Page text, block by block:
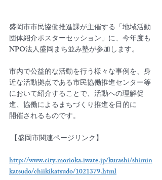
盛岡市市民協働推進課が主催する「地域活動
団体紹介ポスターセッション」に、今年度も
NPO法人盛岡まち並み塾が参加します。
市内で公益的な活動を行う様々な事例を、身
近な活動拠点である市民協働推進センター等
において紹介することで、活動への理解促
進、協働によるまちづくり推進を目的に
開催されるものです。
【盛岡市関連ページリンク】
http://www.city.morioka.iwate.jp/kurashi/shimin
katsudo/chiikikatsudo/1021379.html